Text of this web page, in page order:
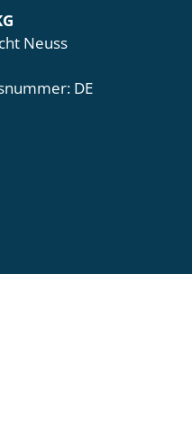
Neuss
DE